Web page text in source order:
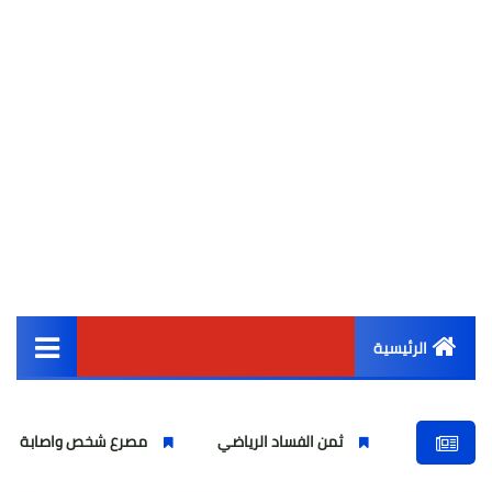
الرئيسية
أخبار مصر
ثمن الفساد الرياضي مصرع شخص واصابة اخرين بشركة